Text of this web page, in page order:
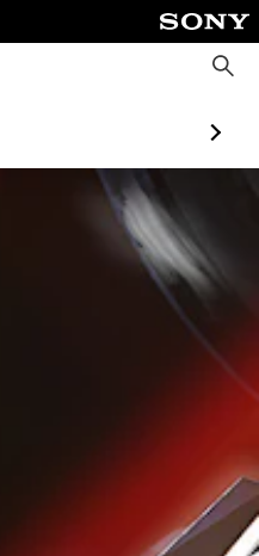
S
ø